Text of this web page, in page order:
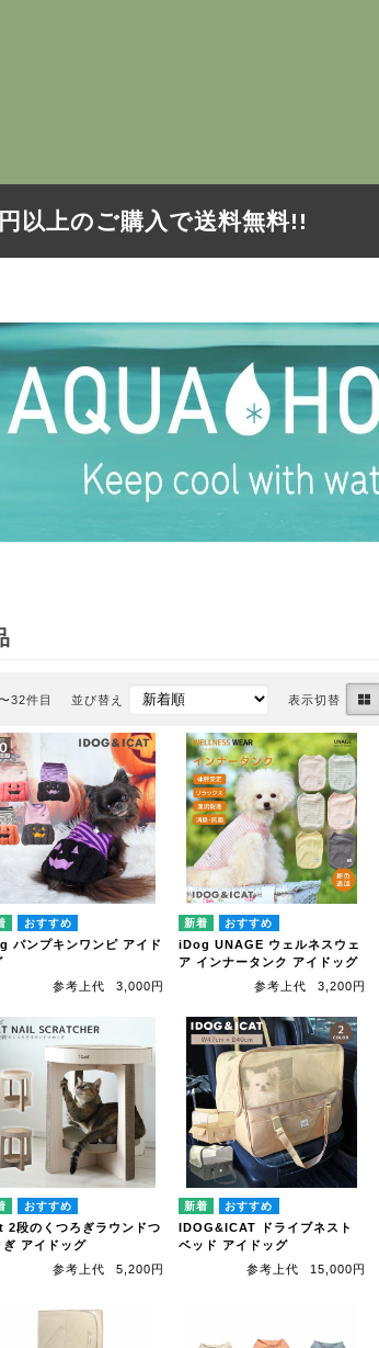
以上のご購入で送料無料!!
32件目 並び替え 表示切替
パンプキンワンピ アイド
参考上代
3,000円
iDog UNAGE ウェルネスウェ
ア インナータンク アイドッグ
参考上代
3,200円
2段のくつろぎラウンドつ
ぎ アイドッグ
参考上代
5,200円
IDOG&ICAT ドライブネスト
ベッド アイドッグ
参考上代
15,000円